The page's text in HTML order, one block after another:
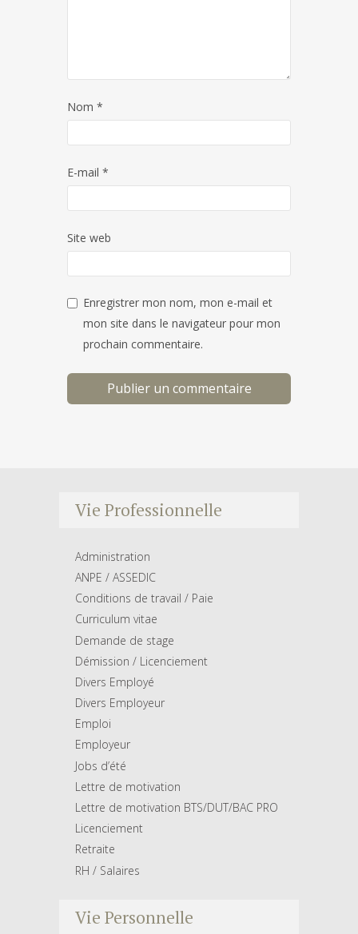
Nom *
E-mail *
Site web
Enregistrer mon nom, mon e-mail et
mon site dans le navigateur pour mon
prochain commentaire.
Vie Professionnelle
Administration
ANPE / ASSEDIC
Conditions de travail / Paie
Curriculum vitae
Demande de stage
Démission / Licenciement
Divers Employé
Divers Employeur
Emploi
Employeur
Jobs d’été
Lettre de motivation
Lettre de motivation BTS/DUT/BAC PRO
Licenciement
Retraite
RH / Salaires
Vie Personnelle